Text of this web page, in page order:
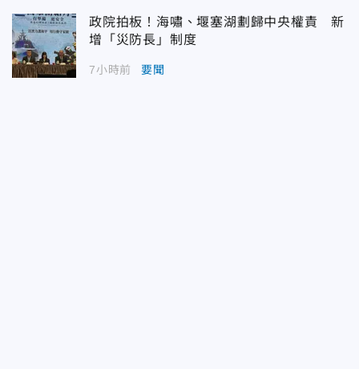
政院拍板！海嘯、堰塞湖劃歸中央權責 新
增「災防長」制度
7小時前 要聞